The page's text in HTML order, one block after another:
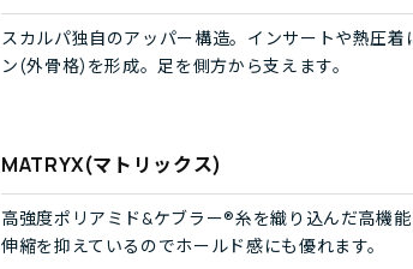
スカルパ独自のアッパー構造。インサートや熱圧
ン(外骨格)を形成。足を側方から支えます。
MATRYX(マトリックス)
高強度ポリアミド&ケブラー®糸を織り込んだ高機
伸縮を抑えているのでホールド感にも優れます。